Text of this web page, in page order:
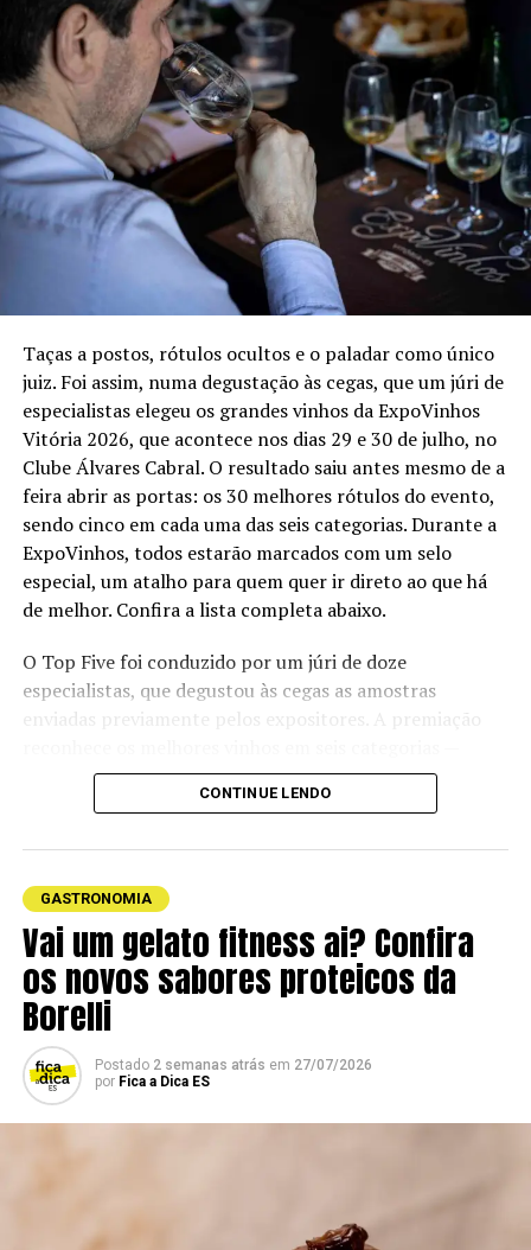
Mignon (Ribs & Steak Board, R$ 169,90), as
tradicionais asinhas de frango (
Ribs & Kookaburra
Wings Board, R$ 129,90) ou a costela em dose dupla
(Ribs & Ribs Board, R$ 144,90
Além das diferentes combinações de proteínas, todas as
tábuas contam com três acompanhamentos à escolha
do cliente. As opções são: Arroz Pilaf, Garlic Mashed
Potato, Jacket Potato, Caesar Salad, Salada da Casa,
Fritas, El Ranchito, Aussie Mac N’ Cheese e Legumes.
Período:até 4 de outubro de 2026
Disponibilidade:Oferta válida para os Outback físicos
(unidades no Shopping Vitória, Shopping Vila Velha e
Shopping Mestre Álvaro – Serra), delivery (App Meu
Outback e plataformas Ifood) e pedidos para viagem.
Informações:https://www.outback.com.br/outback-
boards
Taças a postos, rótulos ocultos e o paladar como único
juiz. Foi assim, numa degustação às cegas, que um júri de
especialistas elegeu os grandes vinhos da ExpoVinhos
Vitória 2026, que acontece nos dias 29 e 30 de julho, no
Clube Álvares Cabral. O resultado saiu antes mesmo de a
feira abrir as portas: os 30 melhores rótulos do evento,
sendo cinco em cada uma das seis categorias. Durante a
ExpoVinhos, todos estarão marcados com um selo
especial, um atalho para quem quer ir direto ao que há
de melhor. Confira a lista completa abaixo.
O Top Five foi conduzido por um júri de doze
especialistas, que degustou às cegas as amostras
enviadas previamente pelos expositores. A premiação
Branco Novo Mundo, Branco Velho Mundo, Espumante,
Vinho Sobremesa, Tinto Velho Mundo e Tinto Novo
“O Brasil foi destaque positivo no mercado mundial de
vinhos em 2025. O país registrou o maior volume de
consumo de sua história. A ExpoVinhos Vitória faz parte
desse movimento, pois mantém a qualidade de sua
curadoria desde a primeira edição”, destaca Vanderlei
Martins, da organização.
CONTINUE LENDO
GASTRONOMIA
Vai um gelato fitness ai? Confira
os novos sabores proteicos da
Borelli
Postado 2 semanas atrás em 27/07/2026
por Fica a Dica ES